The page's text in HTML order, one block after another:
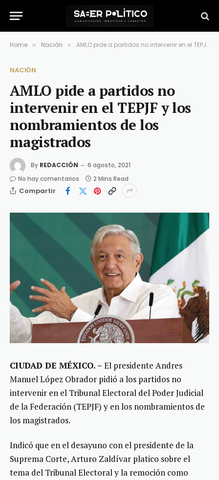
Home » Nación » AMLO pide a partidos no intervenir en el TEPJF y los nombramientos de los magistrados
NACIÓN
AMLO pide a partidos no
intervenir en el TEPJF y los
nombramientos de los
magistrados
By REDACCIÓN
6 agosto, 2021
No hay comentarios
2 Mins Read
Compartir
CIUDAD DE MÉXICO. – El presidente Andres
Manuel López Obrador pidió a los partidos no
intervenir en el Tribunal Electoral del Poder Judicial
de la Federación (TEPJF) y en los nombramientos de
los magistrados.
Indicó que en el desayuno con el presidente de la
Suprema Corte, Arturo Zaldívar platico sobre el
tema del Tribunal Electoral y la remoción como